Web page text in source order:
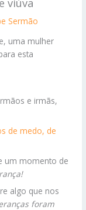
viúva
Sermão
uma mulher
esta
e irmãs,
de medo, de
um momento de
algo que nos
foram